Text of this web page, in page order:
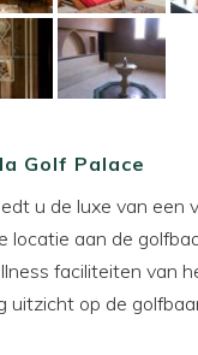
Golf Palace
u de luxe van
locatie aan de
faciliteiten van
uitzicht op de